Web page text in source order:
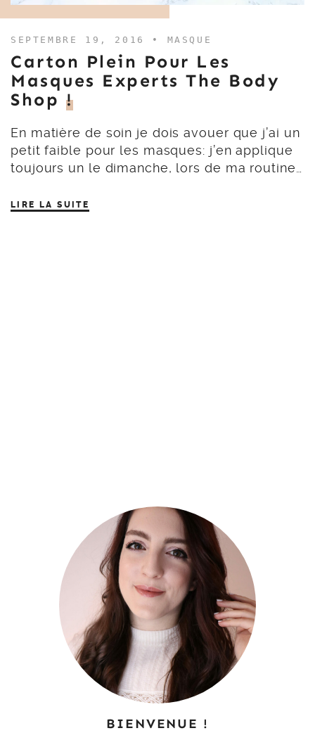
SEPTEMBRE 19, 2016 • MASQUE
Carton Plein Pour Les
Masques Experts The Body
Shop !
En matière de soin je dois avouer que j’ai un
petit faible pour les masques: j’en applique
toujours un le dimanche, lors de ma routine…
LIRE LA SUITE
BIENVENUE !